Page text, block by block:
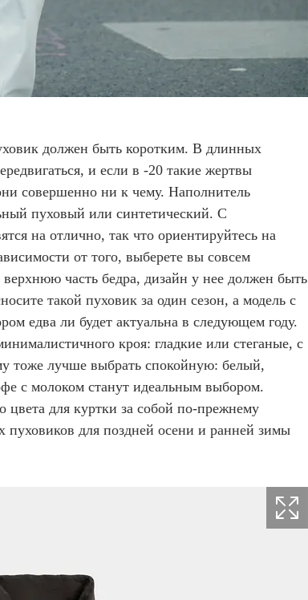
должен быть коротким. В длинных
и если в -20 такие жертвы
совершенно ни к чему. Наполнитель
пуховый или синтетический. С
на отлично, так что ориентируйтесь на
от того, выберете вы совсем
часть бедра, дизайн у нее должен быть
такой пуховик за один сезон, а модель с
едва ли будет актуальна в следующем году.
кроя: гладкие или стеганые, с
тоже лучше выбрать спокойную: белый,
с молоком станут идеальным выбором.
цвета для куртки за собой по-прежнему
для поздней осени и ранней зимы